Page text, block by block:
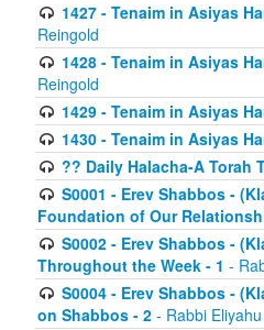
1427 - Tenaim in Asiyas
Reingold
1428 - Tenaim in Asiyas
Reingold
1429 - Tenaim in Asiyas
1430 - Tenaim in Asiyas
?? Daily Halacha-A Torah
S0001 - Erev Shabbos -
Foundation of Our
S0002 - Erev Shabbos -
Throughout the Week - 1 -
S0004 - Erev Shabbos -
on Shabbos - 2 - Rabbi